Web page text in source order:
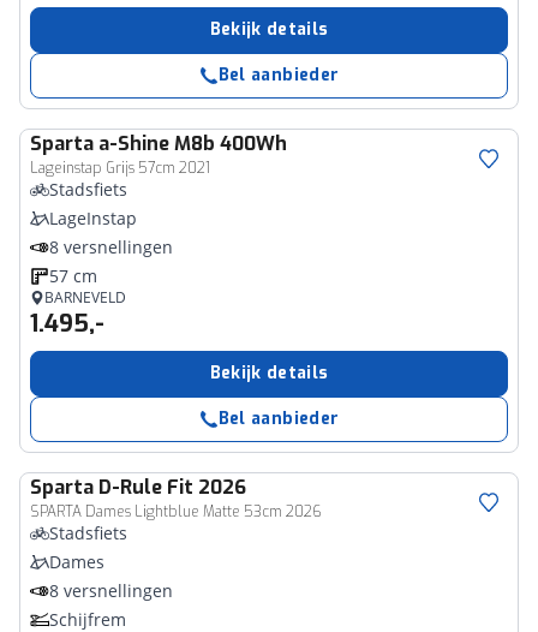
Bekijk details
Bel aanbieder
Sparta a-Shine M8b 400Wh
Lageinstap Grijs 57cm 2021
Stadsfiets
LageInstap
8 versnellingen
57 cm
BARNEVELD
1.495,-
Bekijk details
Bel aanbieder
Sparta D-Rule Fit 2026
SPARTA Dames Lightblue Matte 53cm 2026
Stadsfiets
Dames
8 versnellingen
Schijfrem